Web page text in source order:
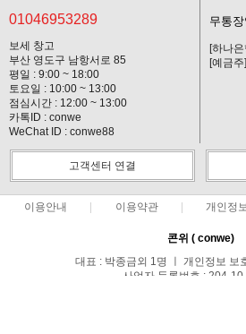
01046953289
보세 창고
부산 영도구 남항서로 85
평일 : 9:00 ~ 18:00
토요일 : 10:00 ~ 13:00
점심시간 : 12:00 ~ 13:00
카톡ID : conwe
WeChat ID : conwe88
무통
[하나
[예금
고객센터 연결
이용안내 이용약관 개인정
콘위 ( conwe)
대표 : 박종금외 1명 ㅣ 개인정보 보
사업자 등록번호 : 204-